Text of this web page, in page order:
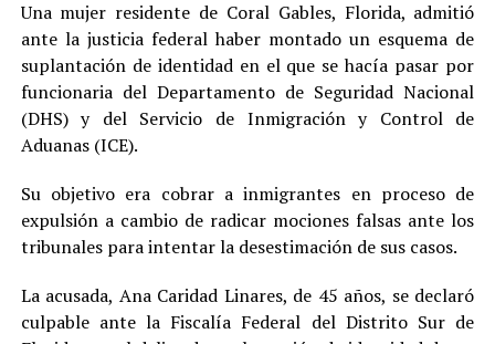
Una mujer residente de Coral Gables, Florida, admitió
ante la justicia federal haber montado un esquema de
suplantación de identidad en el que se hacía pasar por
funcionaria del Departamento de Seguridad Nacional
(DHS) y del Servicio de Inmigración y Control de
Aduanas (ICE).
Su objetivo era cobrar a inmigrantes en proceso de
expulsión a cambio de radicar mociones falsas ante los
tribunales para intentar la desestimación de sus casos.
La acusada, Ana Caridad Linares, de 45 años, se declaró
culpable ante la Fiscalía Federal del Distrito Sur de